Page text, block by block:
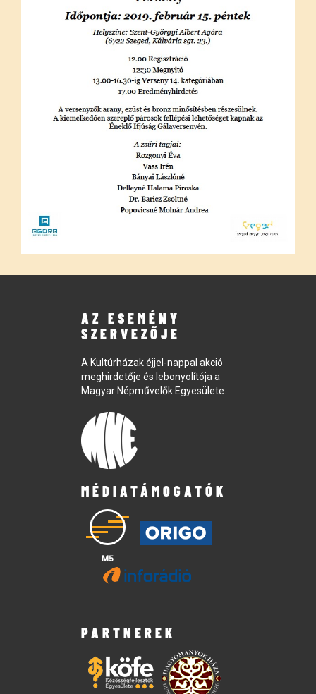
AZ ESEMÉNY
SZERVEZŐJE
A Kultúrházak éjjel-nappal akció
meghirdetője és lebonyolítója a
Magyar Népművelők Egyesülete.
MÉDIATÁMOGATÓK
PARTNEREK